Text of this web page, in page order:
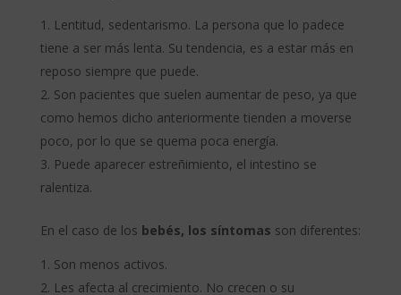
Lentitud, sedentarismo. La persona que lo padece
tiene a ser más lenta. Su tendencia, es a estar más en
reposo siempre que puede.
Son pacientes que suelen aumentar de peso, ya que
como hemos dicho anteriormente tienden a moverse
poco, por lo que se quema poca energía.
Puede aparecer estreñimiento, el intestino se
ralentiza.
En el caso de los bebés, los síntomas son diferentes:
Son menos activos.
Les afecta al crecimiento. No crecen o su